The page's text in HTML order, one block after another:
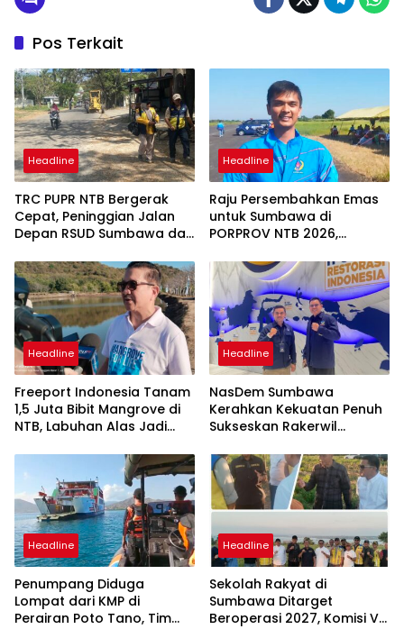
Pos Terkait
Headline
TRC PUPR NTB Bergerak
Cepat, Peninggian Jalan
Depan RSUD Sumbawa dan
Mulai Dikerjakan
Headline
Raju Persembahkan Emas
untuk Sumbawa di
PORPROV NTB 2026,
Masyarakat Sumbawa
Headline
Freeport Indonesia Tanam
1,5 Juta Bibit Mangrove di
NTB, Labuhan Alas Jadi
Nasional
Headline
NasDem Sumbawa
Kerahkan Kekuatan Penuh
Sukseskan Rakerwil
Headline
Penumpang Diduga
Lompat dari KMP di
Perairan Poto Tano, Tim
Headline
Sekolah Rakyat di
Sumbawa Ditarget
Beroperasi 2027, Komisi V